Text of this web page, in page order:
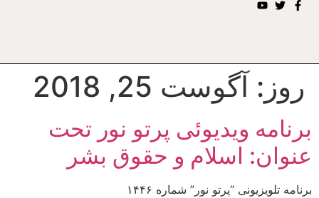
روز: آگوست 25, 2018
برنامه ویدیوئى پرتو نور تحت
عنوان: اسلام و حقوق بشر
برنامه تلويزيونى “پرتو نور” شماره ۱۴۴۶